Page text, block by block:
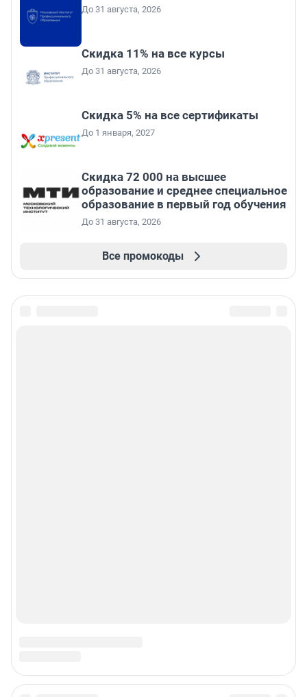
До 31 августа, 2026
Скидка 11% на все курсы
До 31 августа, 2026
Скидка 5% на все сертификаты
До 1 января, 2027
Скидка 72 000 на высшее
образование и среднее специальное
образование в первый год обучения
До 31 августа, 2026
Все промокоды